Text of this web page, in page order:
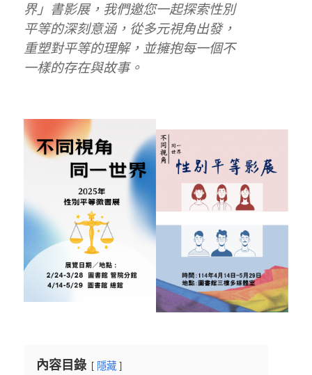
界」書影展，我們邀您一起探索性別
平等的深刻意涵，從多元視角出發，
重塑對平等的理解，並擁抱每一個不
一樣的存在與故事。
內容目錄 隱藏